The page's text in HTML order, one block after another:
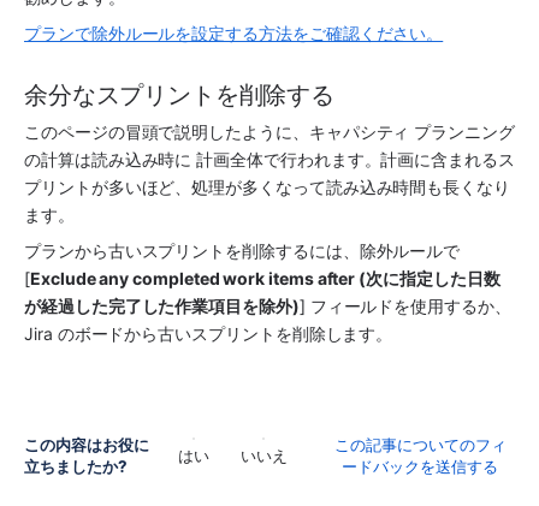
プランで除外ルールを設定する方法をご確認ください。
余分なスプリントを削除する
このページの冒頭で説明したように、キャパシティ プランニング
の計算は読み込み時に 計画全体で行われます。計画に含まれるス
プリントが多いほど、処理が多くなって読み込み時間も長くなり
ます。
プランから古いスプリントを削除するには、除外ルールで
[Exclude any completed work items after (次に指定した日数
が経過した完了した作業項目を除外)] フィールドを使用するか、
Jira のボードから古いスプリントを削除します。
この内容はお役に
立ちましたか?
はい いいえ
この記事についてのフィ
ードバックを送信する